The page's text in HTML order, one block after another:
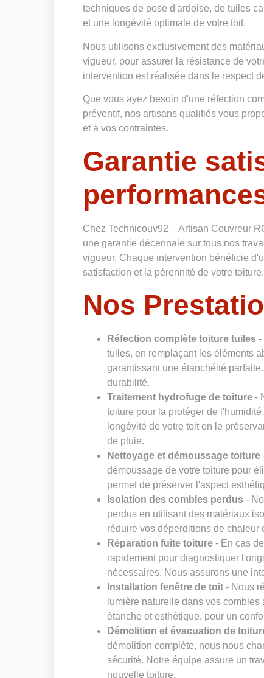
techniques de pose d'ardoise, de tuiles
et une longévité optimale de votre toit.
Nous utilisons exclusivement des
vigueur, pour assurer la résistance de
intervention est réalisée dans le respect
Que vous ayez besoin d'une réfection
préventif, nos artisans qualifiés vous
et à vos contraintes.
Garantie
Chez Technicouv92 – Artisan Couvreur
une garantie décennale sur tous nos
vigueur. Chaque intervention bénéficie
satisfaction et la pérennité de votre toiture.
Nos
Réfection complète toiture tuiles -
tuiles, en remplaçant les éléments
garantissant une étanchéité
durabilité.
Traitement hydrofuge de toiture -
toiture pour la protéger de
longévité de votre toit en le
de pluie.
Nettoyage et démoussage toiture
démoussage de votre toiture pour
permet de préserver l'aspect
Isolation des combles perdus -
perdus en utilisant des matériaux
réduire vos déperditions de chaleur
Réparation fuite toiture - En cas
rapidement pour diagnostiquer
nécessaires. Nous assurons une
Installation fenêtre de toit - Nous
lumière naturelle dans vos
étanche et esthétique, pour un
Démolition et évacuation de
démolition complète, nous nous
sécurité. Notre équipe assure un
nouvelle toiture.